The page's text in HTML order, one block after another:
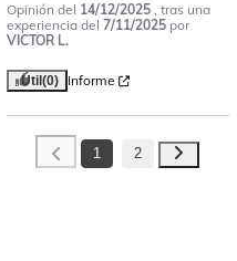
Opinión del 14/12/2025 , tras una
experiencia del 7/11/2025 por
VICTOR L.
Útil (0) Informe
1 2